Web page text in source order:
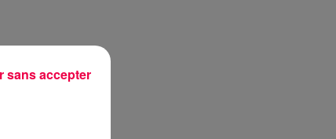
sans accepter